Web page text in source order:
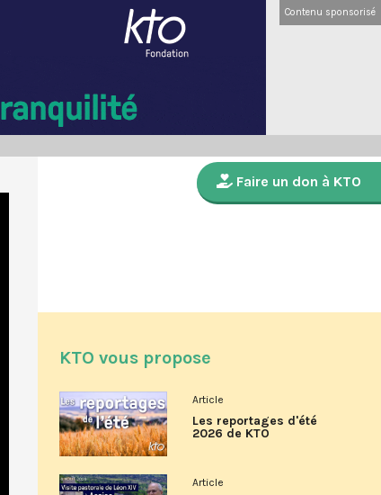
Contenu sponsorisé
Faire un don à KTO
KTO vous propose
Article
Les reportages d'été
2026 de KTO
Article